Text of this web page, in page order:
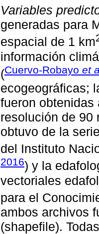
Variables
generadas para
espacial de 1 km
información
(Cuervo-Robayo et
ecogeográficas;
fueron
resolución de 90
obtuvo de la
del Instituto
2016) y la
vectoriales
para el
ambos archivos
(shapefile).